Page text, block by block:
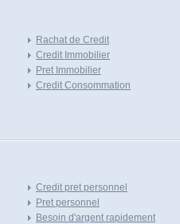
Rachat de Credit
Credit Immobilier
Pret Immobilier
Credit Consommation
Credit pret personnel
Pret personnel
Besoin d'argent rapidement